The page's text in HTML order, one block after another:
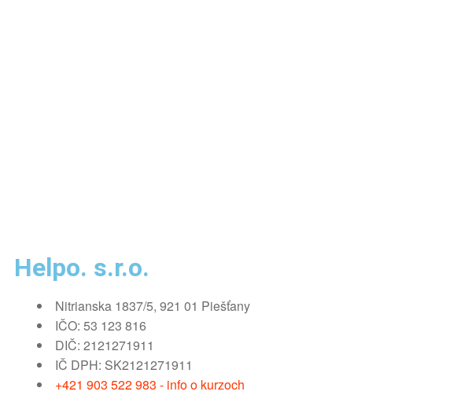
Helpo. s.r.o.
Nitrianska 1837/5, 921 01 Piešťany
IČO: 53 123 816
DIČ: 2121271911
IČ DPH: SK2121271911
+421 903 522 983 - info o kurzoch